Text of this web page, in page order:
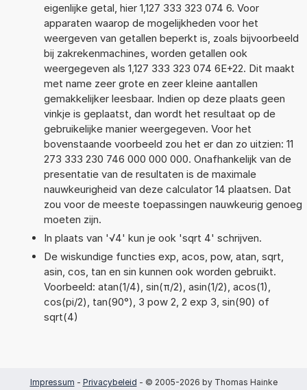
eigenlijke getal, hier 1,127 333 323 074 6. Voor
apparaten waarop de mogelijkheden voor het
weergeven van getallen beperkt is, zoals bijvoorbeeld
bij zakrekenmachines, worden getallen ook
weergegeven als 1,127 333 323 074 6E+22. Dit maakt
met name zeer grote en zeer kleine aantallen
gemakkelijker leesbaar. Indien op deze plaats geen
vinkje is geplaatst, dan wordt het resultaat op de
gebruikelijke manier weergegeven. Voor het
bovenstaande voorbeeld zou het er dan zo uitzien: 11
273 333 230 746 000 000 000. Onafhankelijk van de
presentatie van de resultaten is de maximale
nauwkeurigheid van deze calculator 14 plaatsen. Dat
zou voor de meeste toepassingen nauwkeurig genoeg
moeten zijn.
In plaats van '√4' kun je ook 'sqrt 4' schrijven.
De wiskundige functies exp, acos, pow, atan, sqrt,
asin, cos, tan en sin kunnen ook worden gebruikt.
Voorbeeld: atan(1/4), sin(π/2), asin(1/2), acos(1),
cos(pi/2), tan(90°), 3 pow 2, 2 exp 3, sin(90) of
sqrt(4)
Impressum - Privacybeleid - © 2005-2026 by Thomas Hainke